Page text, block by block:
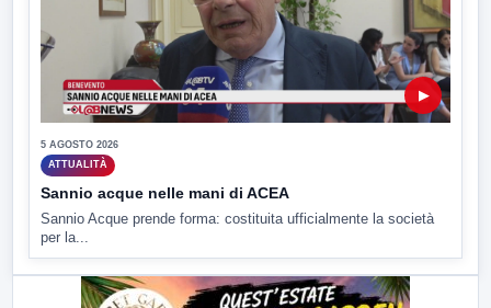
▶
5 AGOSTO 2026
ATTUALITÀ
Sannio acque nelle mani di ACEA
Sannio Acque prende forma: costituita ufficialmente la società
per la...